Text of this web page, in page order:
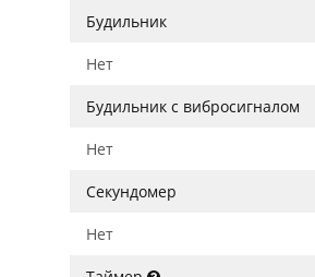
Будильник
Нет
Будильник с вибросигналом
Нет
Секундомер
Нет